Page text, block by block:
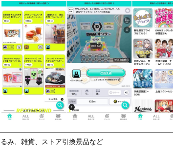
み、雑貨、ストア引換景品など